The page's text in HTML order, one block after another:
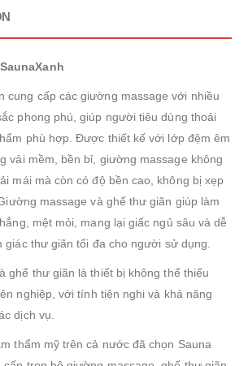
cung cấp các giường massage với nhiều
phong phú, giúp người tiêu dùng thoải
phù hợp. Được thiết kế với lớp đệm êm
vải mềm, bền bỉ, giường massage không
mái mà còn có độ bền cao, không bị xẹp
massage và ghế thư giãn giúp làm
mệt mỏi, mang lại giấc ngủ sâu và dễ
giác thư giãn tối đa cho người sử dụng.
ghế thư giãn là thiết bị không thể thiếu
nghiệp, với tính tiện nghi và khả năng
dịch vụ.
thẩm mỹ trên cả nước đã chọn Sauna